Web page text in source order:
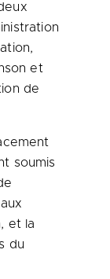
et
de
soumis
et la
du